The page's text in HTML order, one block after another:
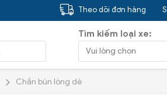
Theo dõi đơn hàng
Tìm kiếm loại xe:
Chắn bùn lòng dè